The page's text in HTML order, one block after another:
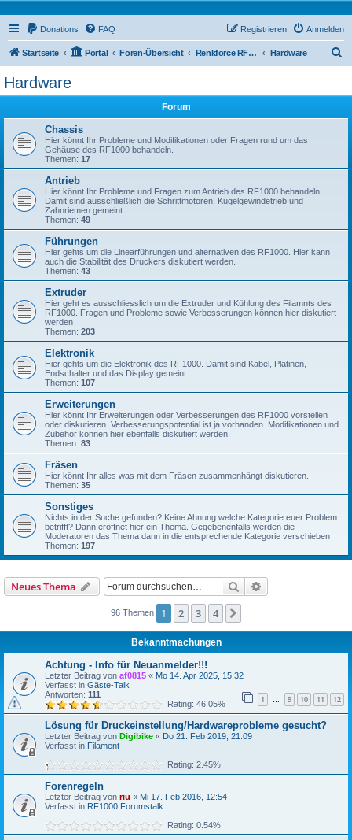
Donations FAQ Anmelden
Registrieren
Startseite Portal Foren-Übersicht Renkforce RF1000 Forum Hardware
Hardware
Forum
Chassis
Hier könnt Ihr Probleme und Modifikationen oder Fragen rund um das
Gehäuse des RF1000 behandeln.
Themen: 17
Antrieb
Hier könnt Ihr Probleme und Fragen zum Antrieb des RF1000 behandeln.
Damit sind ausschließlich die Schrittmotoren, Kugelgewindetrieb und
Zahnriemen gemeint
Themen: 49
Führungen
Hier gehts um die Linearführungen und alternativen des RF1000. Hier kann
auch die Stabilität des Druckers diskutiert werden.
Themen: 43
Extruder
Hier geht es ausschliesslich um die Extruder und Kühlung des Filamnts des
RF1000. Fragen und Probleme sowie Verbesserungen können hier diskutiert
werden
Themen: 203
Elektronik
Hier gehts um die Elektronik des RF1000. Damit sind Kabel, Platinen,
Endschalter und das Display gemeint.
Themen: 107
Erweiterungen
Hier könnt Ihr Erweiterungen oder Verbesserungen des RF1000 vorstellen
oder diskutieren. Verbesserungspotential ist ja vorhanden. Modifikationen und
Zubehör können hier ebenfalls diskutiert werden.
Themen: 83
Fräsen
Hier könnt Ihr alles was mit dem Fräsen zusammenhängt diskutieren.
Themen: 35
Sonstiges
Nichts in der Suche gefunden? Keine Ahnung welche Kategorie euer Problem
betrifft? Dann eröffnet hier ein Thema. Gegebenenfalls werden die
Moderatoren das Thema dann in die entsprechende Kategorie verschieben
Themen: 197
Neues Thema Suche
96 Themen 1 2 3 4
Bekanntmachungen
Achtung - Info für Neuanmelder!!!
Letzter Beitrag von af0815 « Mo 14. Apr 2025, 15:32
Verfasst in Gäste-Talk
Antworten: 111 1 … 9 10 11 12
Rating: 46.05%
Lösung für Druckeinstellung/Hardwareprobleme gesucht?
Letzter Beitrag von Digibike « Do 21. Feb 2019, 21:09
Verfasst in Filament
Rating: 2.45%
Forenregeln
Letzter Beitrag von riu « Mi 17. Feb 2016, 12:54
Verfasst in RF1000 Forumstalk
Rating: 0.54%